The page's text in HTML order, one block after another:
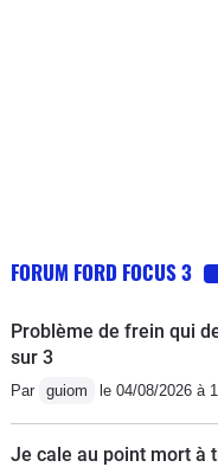
FORUM FORD FOCUS 3
Problème de frein qui
sur 3
Par guiom le 04/08/2026 à
Je cale au point mort à